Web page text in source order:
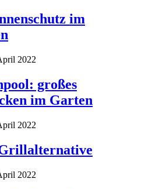
im
2022
großes
im Garten
2022
2022